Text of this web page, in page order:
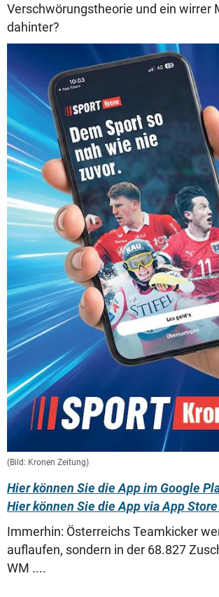
Verschwörungstheorie und ein wirrer
dahinter?
(Bild: Kronen Zeitung)
Hier können Sie die App im Google
Hier können Sie die App via App
Immerhin: Österreichs Teamkicker
auflaufen, sondern in der 68.827
WM ....